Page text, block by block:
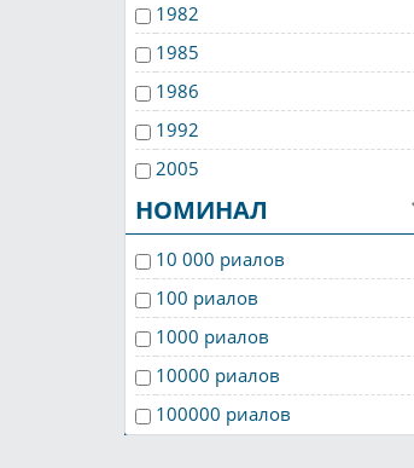
1982
1985
1986
1992
2005
2009
2013
2014
2017
2018
2021
НОМИНАЛ
10 000 риалов
100 риалов
1000 риалов
10000 риалов
100000 риалов